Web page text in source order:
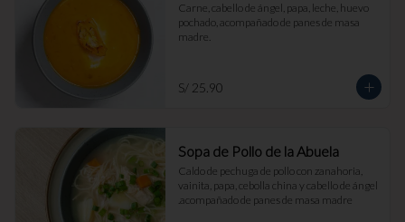
Carne, cabello de ángel, papa, leche, huevo
pochado, acompañado de panes de masa
madre.
S/ 25.90
Sopa de Pollo de la Abuela
Caldo de pechuga de pollo con zanahoria,
vainita, papa, cebolla china y cabello de ángel
.acompañado de panes de masa madre